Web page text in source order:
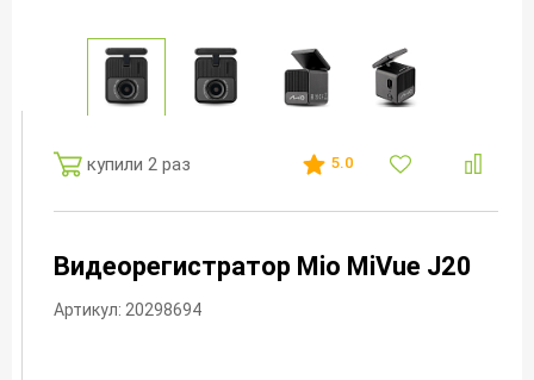
купили 2 раз 5.0
Видеорегистратор Mio MiVue J20
Артикул: 20298694